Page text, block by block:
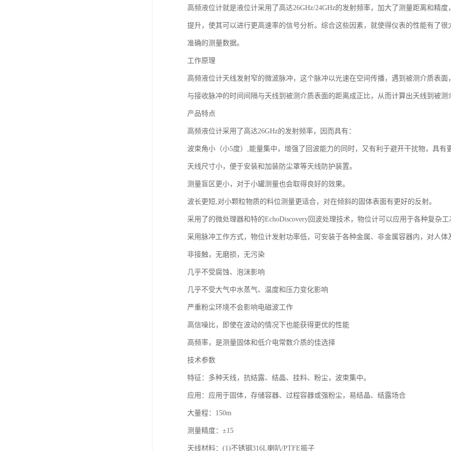
高频液位计就是液位计采用了高达26GHz/24GHz的发射频率，加大了测量距离和精
提升，使其可以进行更高速率的信号分析。综合这些因素，就使得仪表的性能有了
准确的测量数据。
工作原理
高频液位计天线发射窄的微波脉冲，这个脉冲以光速在空间传播，遇到被测介质表
与接收脉冲的时间间隔与天线到被测介质表面的距离成正比，从而计算出天线到被测
产品特点
高频液位计采用了高达26GHz的发射频率，因而具有：
波束角小（小5度）,能量集中，增强了回波能力的同时，又有利于避开干扰物，具有
天线尺寸小，便于安装和加装防尘罩等天线防护装置。
测量盲区更小，对于小罐测量也会取得良好的效果。
波长更短,对小颗粒物质的料位测量更适合，对在倾斜的固体表面有更好的反射。
采用了的微处理器和特的EchoDiscovery回波处理技术，物位计可以应用于各种复杂工
采用脉冲工作方式，物位计发射功率低，可安装于各种金属、非金属容器内，对人体
非接触，无磨损，无污染
几乎不受腐蚀、泡沫影响
几乎不受大气中水蒸气、温度和压力变化影响
严重粉尘环境不会影响电磁波工作
高信噪比，即使在波动的情况下也能获得更优的性能
高频率，是测量固体和低介电常数介质的佳选择
技术参数
特征：多种天线，抗结露、结晶、挂料、粉尘，波束集中。
应用：应用于固体，存储容器、过程容器或强粉尘，易结晶、结露场合
大量程：150m
测量精度：±15
天线材料：(1)不锈钢316L喇叭/PTFE振子